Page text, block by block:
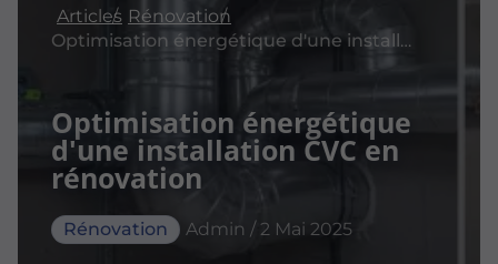
Articles Rénovation
Optimisation énergétique d'une installation CVC en rénovation
Optimisation énergétique
d'une installation CVC en
rénovation
Rénovation Admin / 2 Mai 2025